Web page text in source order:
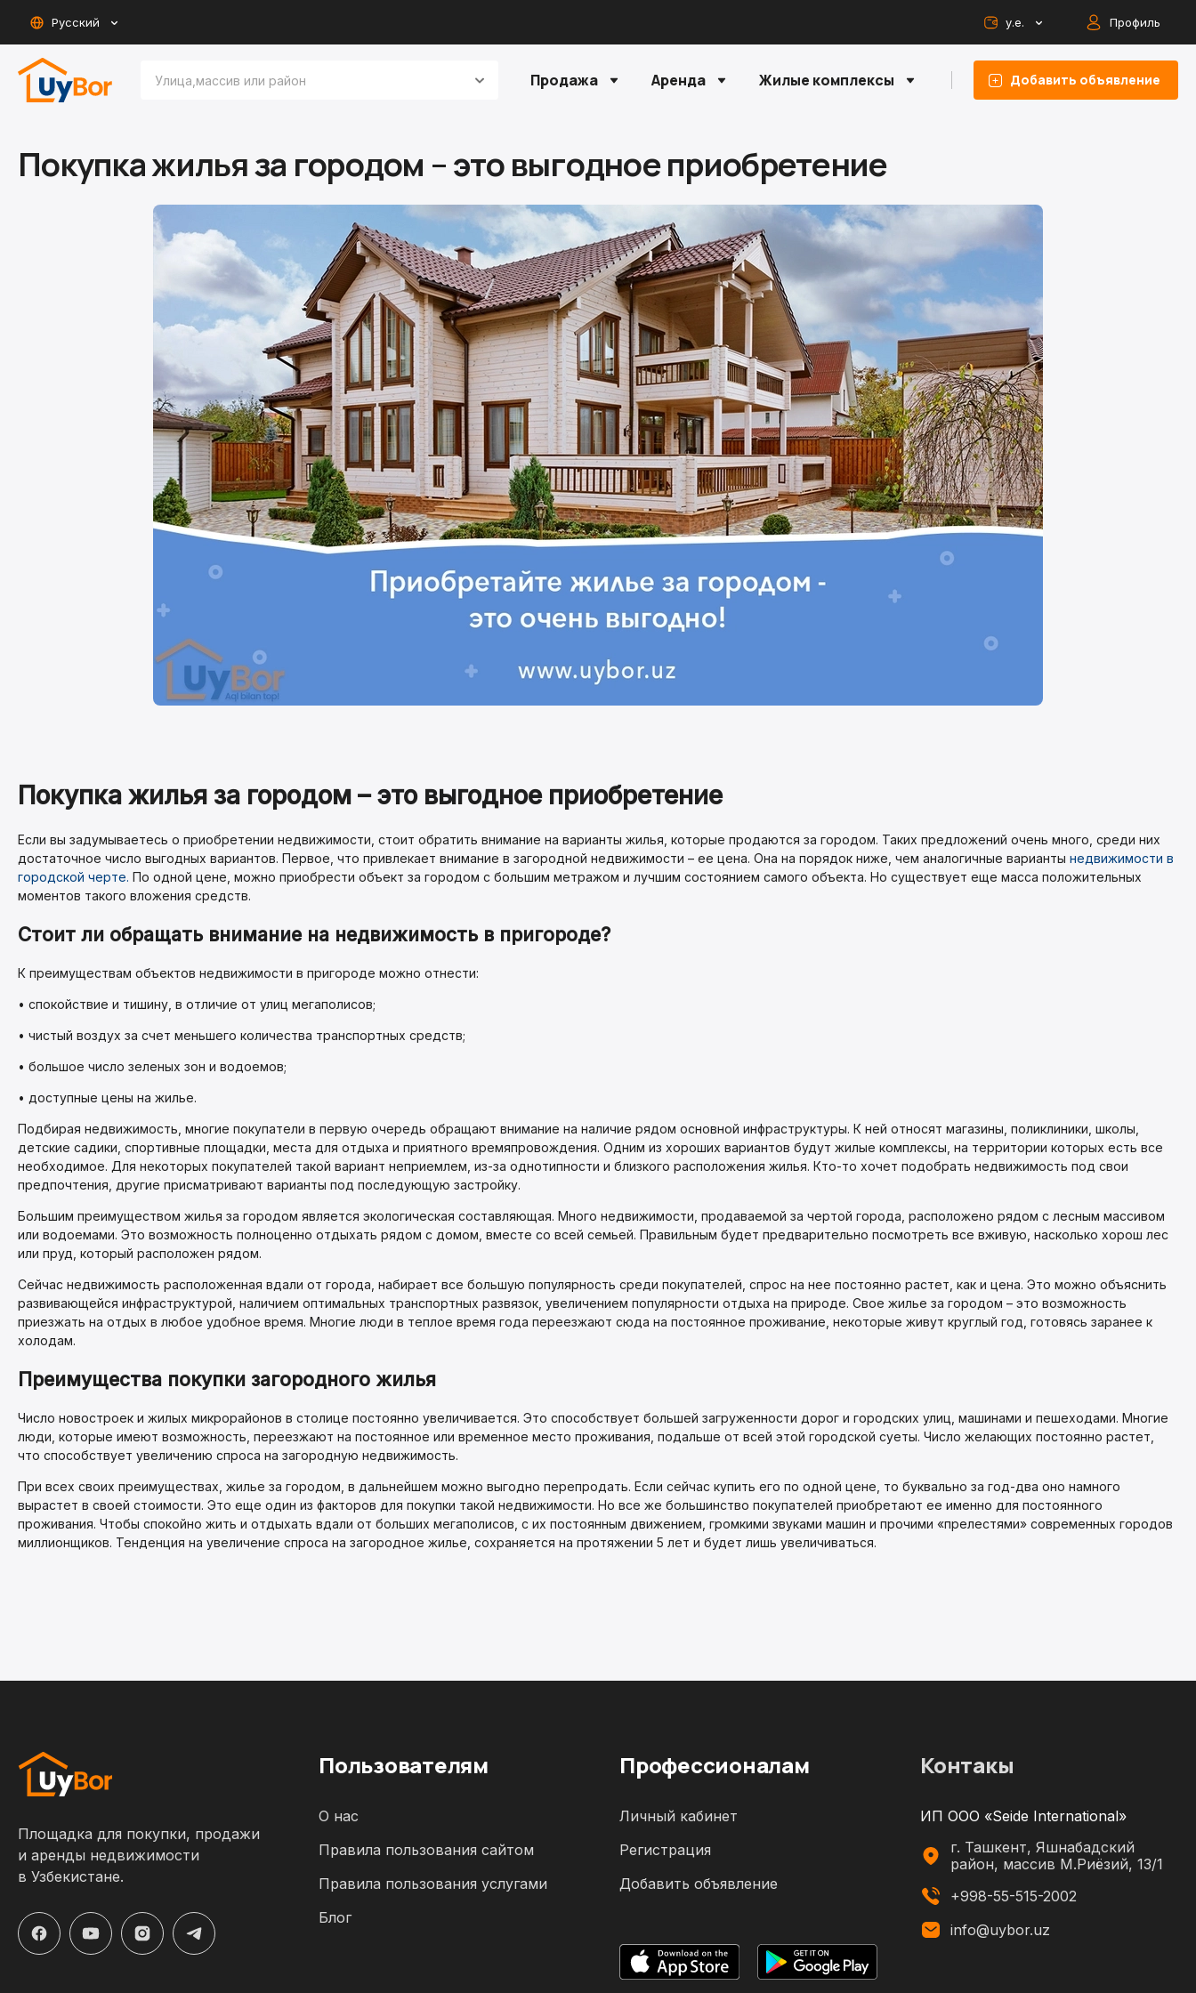
Русский у.е. Профиль
Продажа Аренда Жилые комплексы Добавить объявление
Покупка жилья за городом – это выгодное приобретение
Покупка жилья за городом – это выгодное приобретение
Если вы задумываетесь о приобретении недвижимости, стоит обратить внимание на варианты жилья, которые продаются за городом. Таких предложений очень много, среди них
достаточное число выгодных вариантов. Первое, что привлекает внимание в загородной недвижимости – ее цена. Она на порядок ниже, чем аналогичные варианты недвижимости в
городской черте. По одной цене, можно приобрести объект за городом с большим метражом и лучшим состоянием самого объекта. Но существует еще масса положительных
моментов такого вложения средств.
Стоит ли обращать внимание на недвижимость в пригороде?
К преимуществам объектов недвижимости в пригороде можно отнести:
• спокойствие и тишину, в отличие от улиц мегаполисов;
• чистый воздух за счет меньшего количества транспортных средств;
• большое число зеленых зон и водоемов;
• доступные цены на жилье.
Подбирая недвижимость, многие покупатели в первую очередь обращают внимание на наличие рядом основной инфраструктуры. К ней относят магазины, поликлиники, школы,
детские садики, спортивные площадки, места для отдыха и приятного времяпровождения. Одним из хороших вариантов будут жилые комплексы, на территории которых есть все
необходимое. Для некоторых покупателей такой вариант неприемлем, из-за однотипности и близкого расположения жилья. Кто-то хочет подобрать недвижимость под свои
предпочтения, другие присматривают варианты под последующую застройку.
Большим преимуществом жилья за городом является экологическая составляющая. Много недвижимости, продаваемой за чертой города, расположено рядом с лесным массивом
или водоемами. Это возможность полноценно отдыхать рядом с домом, вместе со всей семьей. Правильным будет предварительно посмотреть все вживую, насколько хорош лес
или пруд, который расположен рядом.
Сейчас недвижимость расположенная вдали от города, набирает все большую популярность среди покупателей, спрос на нее постоянно растет, как и цена. Это можно объяснить
развивающейся инфраструктурой, наличием оптимальных транспортных развязок, увеличением популярности отдыха на природе. Свое жилье за городом – это возможность
приезжать на отдых в любое удобное время. Многие люди в теплое время года переезжают сюда на постоянное проживание, некоторые живут круглый год, готовясь заранее к
холодам.
Преимущества покупки загородного жилья
Число новостроек и жилых микрорайонов в столице постоянно увеличивается. Это способствует большей загруженности дорог и городских улиц, машинами и пешеходами. Многие
люди, которые имеют возможность, переезжают на постоянное или временное место проживания, подальше от всей этой городской суеты. Число желающих постоянно растет,
что способствует увеличению спроса на загородную недвижимость.
При всех своих преимуществах, жилье за городом, в дальнейшем можно выгодно перепродать. Если сейчас купить его по одной цене, то буквально за год-два оно намного
вырастет в своей стоимости. Это еще один из факторов для покупки такой недвижимости. Но все же большинство покупателей приобретают ее именно для постоянного
проживания. Чтобы спокойно жить и отдыхать вдали от больших мегаполисов, с их постоянным движением, громкими звуками машин и прочими «прелестями» современных городов
миллионщиков. Тенденция на увеличение спроса на загородное жилье, сохраняется на протяжении 5 лет и будет лишь увеличиваться.
Площадка для покупки, продажи
и аренды недвижимости
в Узбекистане.
Пользователям
О нас
Правила пользования сайтом
Правила пользования услугами
Блог
Профессионалам
Личный кабинет
Регистрация
Добавить объявление
Контакы
ИП ООО «Seide International»
г. Ташкент, Яшнабадский
район, массив М.Риёзий, 13/1
+998-55-515-2002
info@uybor.uz